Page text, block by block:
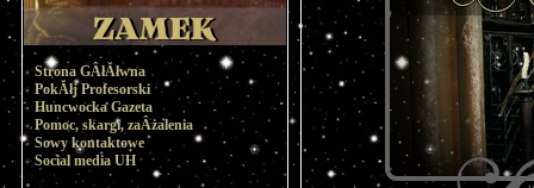
Strona GÂłĂłwna
PokĂłj Profesorski
Huncwocka Gazeta
Pomoc, skargi, zaÂżalenia
Sowy kontaktowe
Social media UH